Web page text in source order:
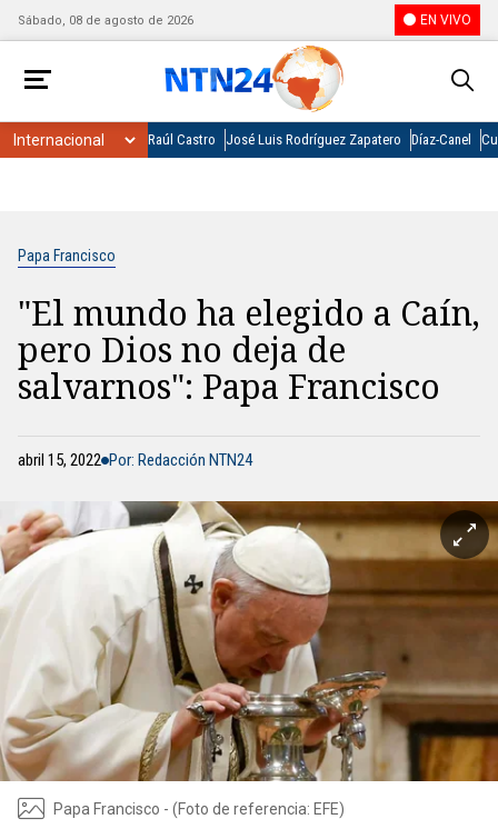
Sábado, 08 de agosto de 2026 EN VIVO
Raúl Castro José Luis Rodríguez Zapatero Díaz-Canel
Papa Francisco
"El mundo ha elegido a Caín,
pero Dios no deja de
salvarnos": Papa Francisco
abril 15, 2022 Por: Redacción NTN24
Papa Francisco - (Foto de referencia: EFE)